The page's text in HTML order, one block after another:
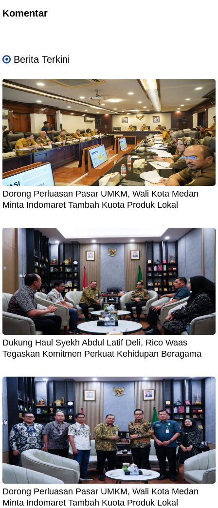
Komentar
Berita Terkini
Dorong Perluasan Pasar UMKM, Wali Kota Medan
Minta Indomaret Tambah Kuota Produk Lokal
Dukung Haul Syekh Abdul Latif Deli, Rico Waas
Tegaskan Komitmen Perkuat Kehidupan Beragama
Dorong Perluasan Pasar UMKM, Wali Kota Medan
Minta Indomaret Tambah Kuota Produk Lokal